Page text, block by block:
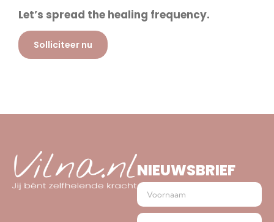
Let’s spread the healing frequency.
Solliciteer nu
NIEUWSBRIEF